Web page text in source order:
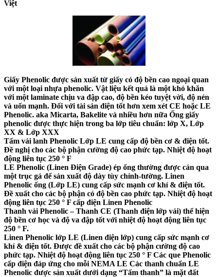
Việt
Giấy Phenolic được sản xuất từ ​​giấy có độ bền cao ngoại quan
với một loại nhựa phenolic. Vật liệu kết quả là một khó khăn
với một laminate chịu va đập cao, độ bền kéo tuyệt vời, độ nén
và uốn mạnh. Đối với tài sản điện tốt hơn xem xét CE hoặc LE
Phenolic. aka Micarta, Bakelite và nhiều hơn nữa Ống giấy
phenolic được thực hiện trong ba lớp tiêu chuẩn: lớp X, Lớp
XX & Lớp XXX
Tấm vải lanh Phenolic Lớp LE cung cấp độ bền cơ & điện tốt.
Đề nghị cho các bộ phận cường độ cao phức tạp. Nhiệt độ hoạt
động liên tục 250 ° F
LE Phenolic (Linen Điện Grade) ép ống thường được cán qua
một trục gá để sản xuất độ dày tùy chỉnh-tường. Linen
Phenolic ống (Lớp LE) cung cấp sức mạnh cơ khí & điện tốt.
Đề xuất cho các bộ phận có độ bền cao phức tạp. Nhiệt độ hoạt
động liên tục 250 ° F cấp điện Linen Phenolic
Thanh vải Phenolic – Thanh CE (Thanh điện lớp vải) thể hiện
độ bền cơ học và độ va đập tốt với nhiệt độ hoạt động liên tục
250 ° F.
Linen Phenolic lớp LE (Linen điện lớp) cung cấp sức mạnh cơ
khí & điện tốt. Được đề xuất cho các bộ phận cường độ cao
phức tạp. Nhiệt độ hoạt động liên tục 250 ° F Các que Phenolic
cấp điện đáp ứng cho mỗi NEMA LE Các thanh chuẩn LE
Phenolic được sản xuất dưới dạng “Tấm thanh” là mặt đất